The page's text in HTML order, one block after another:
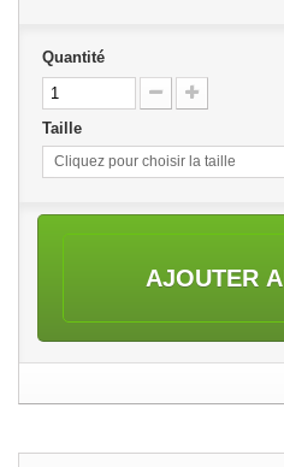
Quantité
Taille
Cliquez pour choisir la taille
AJOUTER